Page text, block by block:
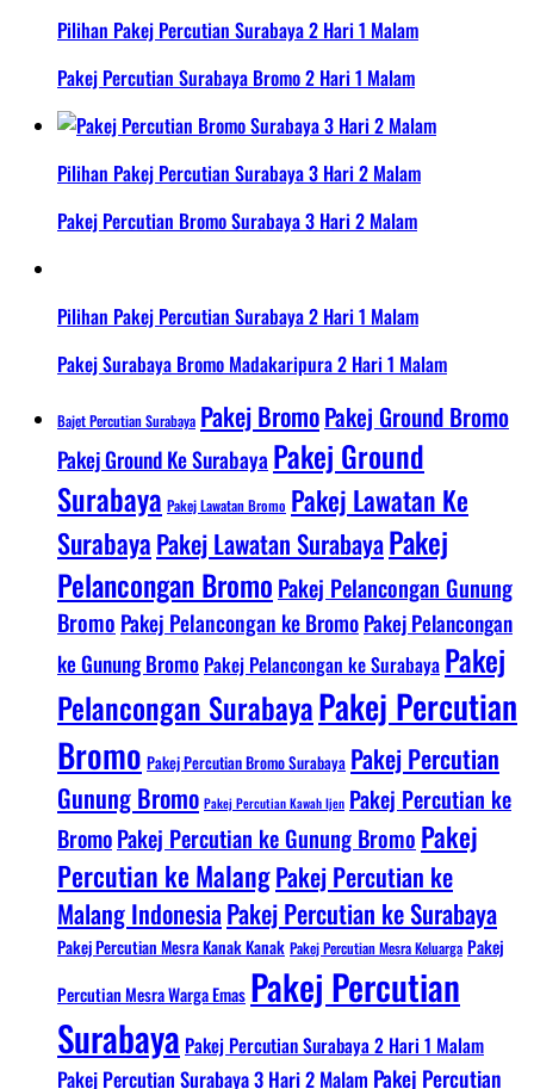
Pilihan Pakej Percutian Surabaya 2 Hari 1 Malam
Pakej Percutian Surabaya Bromo 2 Hari 1 Malam
Pilihan Pakej Percutian Surabaya 3 Hari 2 Malam
Pakej Percutian Bromo Surabaya 3 Hari 2 Malam
Pilihan Pakej Percutian Surabaya 2 Hari 1 Malam
Pakej Surabaya Bromo Madakaripura 2 Hari 1 Malam
Bajet Percutian Surabaya Pakej BromoPakej Ground Bromo
Pakej Ground Ke Surabaya Pakej Ground
Surabaya Pakej Lawatan Bromo Pakej Lawatan Ke
SurabayaPakej Lawatan SurabayaPakej
Pelancongan Bromo Pakej Pelancongan Gunung
Bromo Pakej Pelancongan ke BromoPakej Pelancongan
ke Gunung Bromo Pakej Pelancongan ke Surabaya Pakej
Pelancongan SurabayaPakej Percutian
Bromo Pakej Percutian Bromo Surabaya Pakej Percutian
Gunung Bromo Pakej Percutian Kawah Ijen Pakej Percutian ke
BromoPakej Percutian ke Gunung Bromo Pakej
Percutian ke MalangPakej Percutian ke
Malang IndonesiaPakej Percutian ke Surabaya
Pakej Percutian Mesra Kanak Kanak Pakej Percutian Mesra Keluarga Pakej
Percutian Mesra Warga Emas Pakej Percutian
Surabaya Pakej Percutian Surabaya 2 Hari 1 Malam
Pakej Percutian Surabaya 3 Hari 2 Malam Pakej Percutian